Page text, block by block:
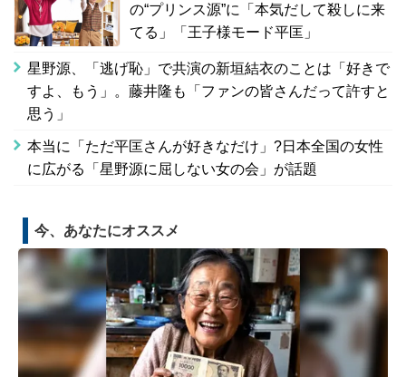
の“プリンス源”に「本気だして殺しに来
てる」「王子様モード平匡」
星野源、「逃げ恥」で共演の新垣結衣のことは「好きで
すよ、もう」。藤井隆も「ファンの皆さんだって許すと
思う」
本当に「ただ平匡さんが好きなだけ」?日本全国の女性
に広がる「星野源に屈しない女の会」が話題
今、あなたにオススメ